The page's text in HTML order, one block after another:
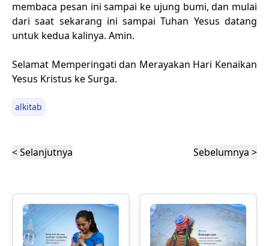
membaca pesan ini sampai ke ujung bumi, dan mulai
dari saat sekarang ini sampai Tuhan Yesus datang
untuk kedua kalinya. Amin.
Selamat Memperingati dan Merayakan Hari Kenaikan
Yesus Kristus ke Surga.
alkitab
< Selanjutnya Sebelumnya >